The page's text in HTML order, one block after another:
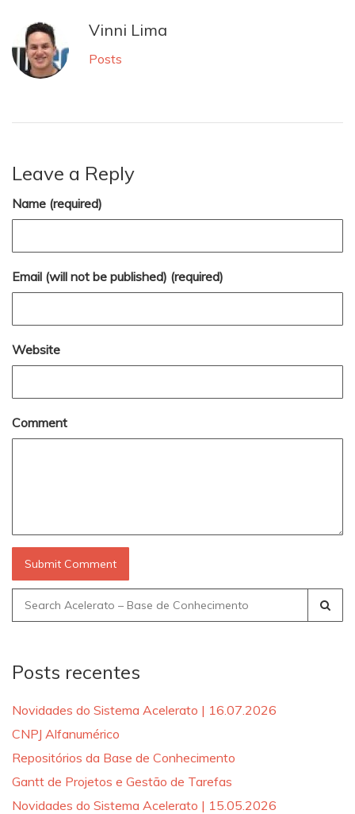
Vinni Lima
Posts
Leave a Reply
Name (required)
Email (will not be published) (required)
Website
Comment
Search
for:
Posts recentes
Novidades do Sistema Acelerato | 16.07.2026
CNPJ Alfanumérico
Repositórios da Base de Conhecimento
Gantt de Projetos e Gestão de Tarefas
Novidades do Sistema Acelerato | 15.05.2026